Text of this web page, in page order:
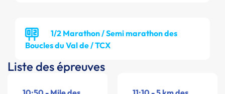
1/2 Marathon / Semi marathon des
Boucles du Val de / TCX
Liste des épreuves